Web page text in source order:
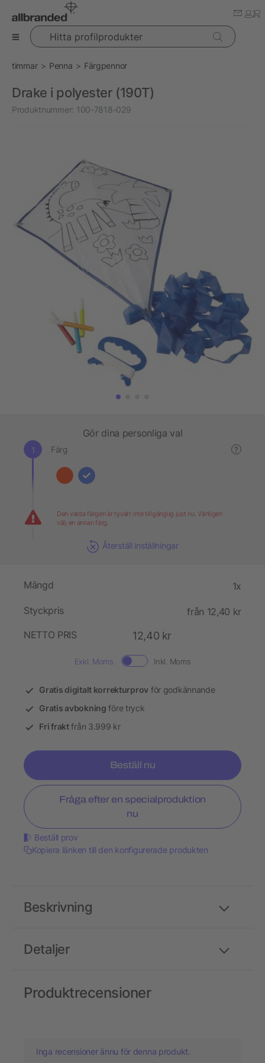
Hitta profilprodukter
timmar Penna Färgpennor
Drake i polyester (190T)
Produktnummer: 100-7818-029
Gör dina personliga val
Färg ?
Den valda färgen är tyvärr inte tillgänglig just nu. Vänligen
välj en annan färg.
Återställ inställningar
Mängd 1x
Styckpris
från 12,40 kr
NETTO PRIS
12,40 kr
Exkl. Moms. Inkl. Moms
Gratis digitalt korrekturprov för godkännande
Gratis avbokning före tryck
Fri fraktfrån 3.999 kr
Beställ nu
Fråga efter en specialproduktion
nu
Beställ prov
Kopiera länken till den konfigurerade produkten
Detaljer
Beskrivning
Produktrecensioner
Inga recensioner ännu för denna produkt.